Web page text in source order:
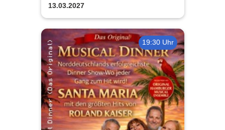
ABBA
13.03.2027
19:30 Uhr